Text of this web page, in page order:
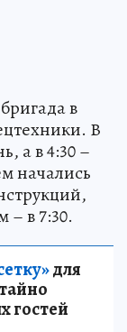
в
В
а в 4:30 –
начались
– в 7:30.
для
гостей